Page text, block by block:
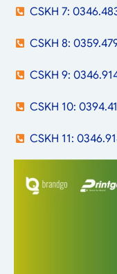
CSKH 7:
CSKH 8:
CSKH 9:
CSKH 10:
CSKH 11: